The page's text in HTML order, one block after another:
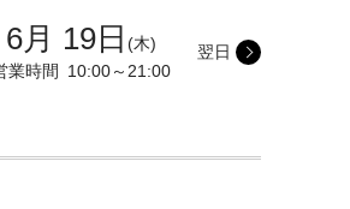
6月 19日 (木)
業時間
10:00～21:00
翌日